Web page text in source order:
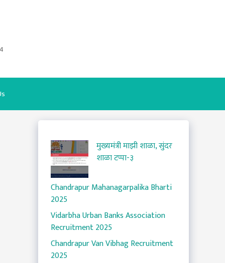
मुख्यमंत्री माझी शाळा, सुंदर
शाळा टप्पा-३
Chandrapur Mahanagarpalika Bharti
2025
Vidarbha Urban Banks Association
Recruitment 2025
Chandrapur Van Vibhag Recruitment
2025